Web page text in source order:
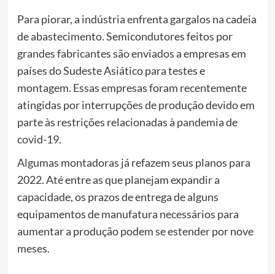
Para piorar, a indústria enfrenta gargalos na cadeia
de abastecimento. Semicondutores feitos por
grandes fabricantes são enviados a empresas em
países do Sudeste Asiático para testes e
montagem. Essas empresas foram recentemente
atingidas por interrupções de produção devido em
parte às restrições relacionadas à pandemia de
covid-19.
Algumas montadoras já refazem seus planos para
2022. Até entre as que planejam expandir a
capacidade, os prazos de entrega de alguns
equipamentos de manufatura necessários para
aumentar a produção podem se estender por nove
meses.